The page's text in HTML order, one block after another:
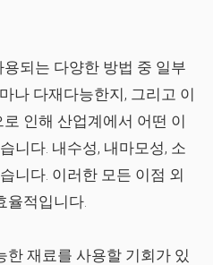
되는 다양한 방법 중 일부
나 다재다능한지, 그리고 이
인해 산업계에서 어떤 이
니다. 내수성, 내마모성, 소
니다. 이러한 모든 이점 외
율적입니다.
재료를 사용할 기회가 있